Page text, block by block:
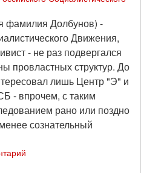
фамилия Долбунов) -
Движения,
- не раз подвергался
провластных структур. До
лишь Центр "Э" и
- впрочем, с таким
рано или поздно
сознательный